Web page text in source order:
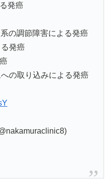
発癌
の調節障害による発癌
発癌
の取り込みによる発癌